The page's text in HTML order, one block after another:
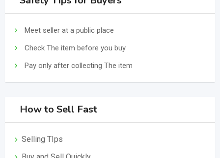
Meet seller at a public place
Check The item before you buy
Pay only after collecting The item
How to Sell Fast
Selling TIps